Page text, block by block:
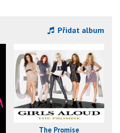
Přidat album
The Promise